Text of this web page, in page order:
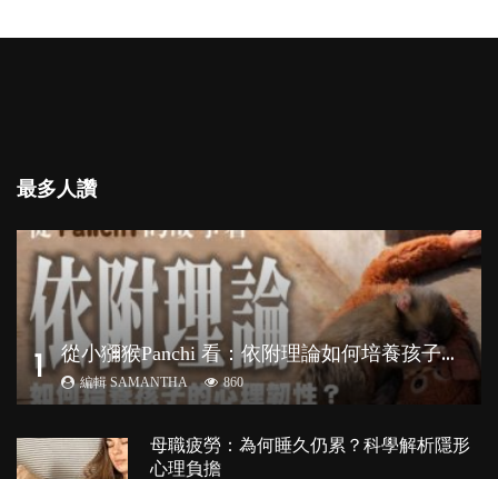
最多人讚
1 從
小獼猴Panchi 看：依附理論如何培養孩子心理韌性？
編輯 SAMANTHA 860
母職疲勞：為何睡久仍累？科學解析隱形
心理負擔